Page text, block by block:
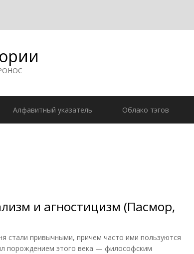
Алфавитный указатель Облако тэгов
и агностицизм (Пасмор,
стали привычными, причем часто ими пользуются
порождением этого века — философским